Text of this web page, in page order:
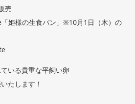
売
姫様の生食パン」※10月1日（木）の
いる貴重な平飼い卵
たします！